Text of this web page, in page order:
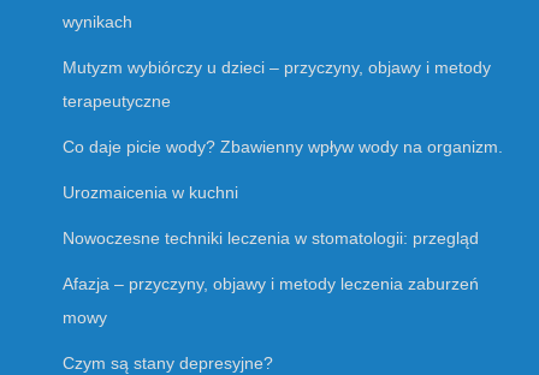
wynikach
Mutyzm wybiórczy u dzieci – przyczyny, objawy i metody
terapeutyczne
Co daje picie wody? Zbawienny wpływ wody na organizm.
Urozmaicenia w kuchni
Nowoczesne techniki leczenia w stomatologii: przegląd
Afazja – przyczyny, objawy i metody leczenia zaburzeń
mowy
Czym są stany depresyjne?